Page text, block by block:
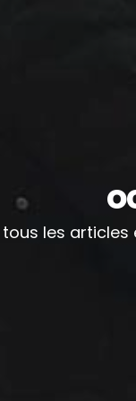
tous les